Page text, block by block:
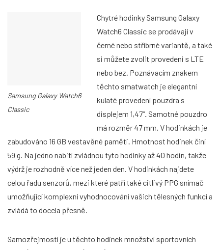
Samsung Galaxy Watch6
Classic
Chytré hodinky Samsung Galaxy
Watch6 Classic se prodávají v
černé nebo stříbrné variantě, a také
si můžete zvolit provedeni s LTE
nebo bez. Poznávacím znakem
těchto smatwatch je elegantní
kulaté provedení pouzdra s
displejem 1,47“. Samotné pouzdro
má rozměr 47 mm. V hodinkách je
zabudováno 16 GB vestavěné paměti. Hmotnost hodinek činí
59 g. Na jedno nabití zvládnou tyto hodinky až 40 hodin, takže
výdrž je rozhodně více než jeden den. V hodinkách najdete
celou řadu senzorů, mezi které patří také citlivý PPG snímač
umožňující komplexní vyhodnocování vašich tělesných funkcí a
zvládá to docela přesně.
Samozřejmostí je u těchto hodinek množství sportovních